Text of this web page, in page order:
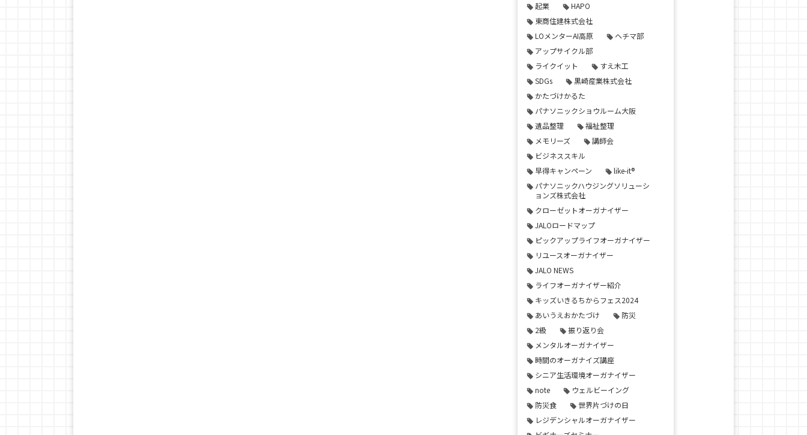
起業
HAPO
東商住建株式会社
LOメンターAI高原
ヘチマ部
アップサイクル部
ライクイット
すえ木工
SDGs
黒崎産業株式会社
かたづけかるた
パナソニックショウルーム大阪
遺品整理
福祉整理
メモリーズ
講師会
ビジネススキル
早得キャンペーン
like-it®
パナソニックハウジングソリューシ
ョンズ株式会社
クローゼットオーガナイザー
JALOロードマップ
ピックアップライフオーガナイザー
リユースオーガナイザー
JALO NEWS
ライフオーガナイザー紹介
キッズいきるちからフェス2024
あいうえおかたづけ
防災
2級
振り返り会
メンタルオーガナイザー
時間のオーガナイズ講座
シニア生活環境オーガナイザー
note
ウェルビーイング
防災食
世界片づけの日
レジデンシャルオーガナイザー